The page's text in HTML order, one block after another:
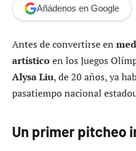
Añádenos en Google
Antes de convertirse en
artístico en los Juegos
Alysa Liu, de 20 años, ya
pasatiempo nacional
Un primer pitcheo